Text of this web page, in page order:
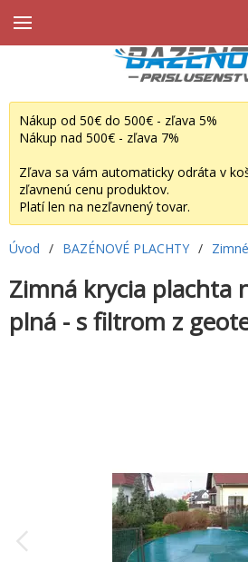
Nákup od 50€ do 500€ - zľava 5%
Nákup nad 500€ - zľava 7%
Zľava sa vám automaticky odráta v
zľavnenú cenu produktov.
Platí len na nezľavnený tovar.
Úvod / BAZÉNOVÉ PLACHTY /
Zimná krycia plachta
plná - s filtrom z